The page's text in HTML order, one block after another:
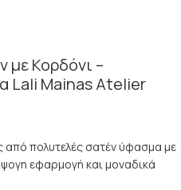
με Κορδόνι –
Lali Mainas Atelier
από πολυτελές σατέν ύφασμα με
εφαρμογή και μοναδικά